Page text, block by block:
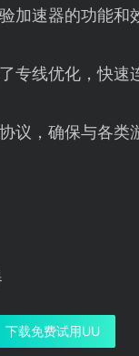
加速器的功能和
专线优化，快速
议，确保与各类
下载免费试用UU